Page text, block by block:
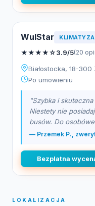
WulStar
★★★★☆3.9/5(20
Białostocka, 18-300
Po umowieniu
"Szybka i
Niestety nie
busów. Do
— Przemek P.,
Bezplatna
LOKALIZACJA